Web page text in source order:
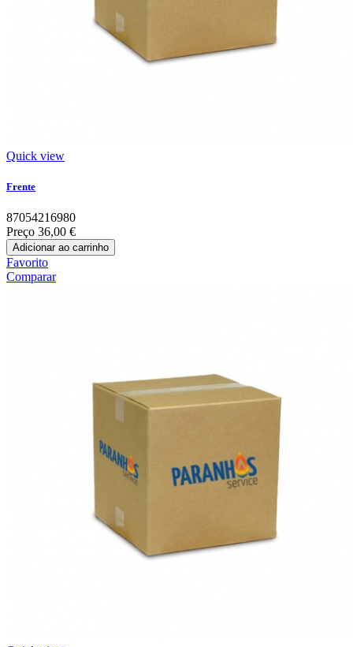
Quick view
Frente
87054216980
Preço 36,00 €
Adicionar ao carrinho
Favorito
Comparar